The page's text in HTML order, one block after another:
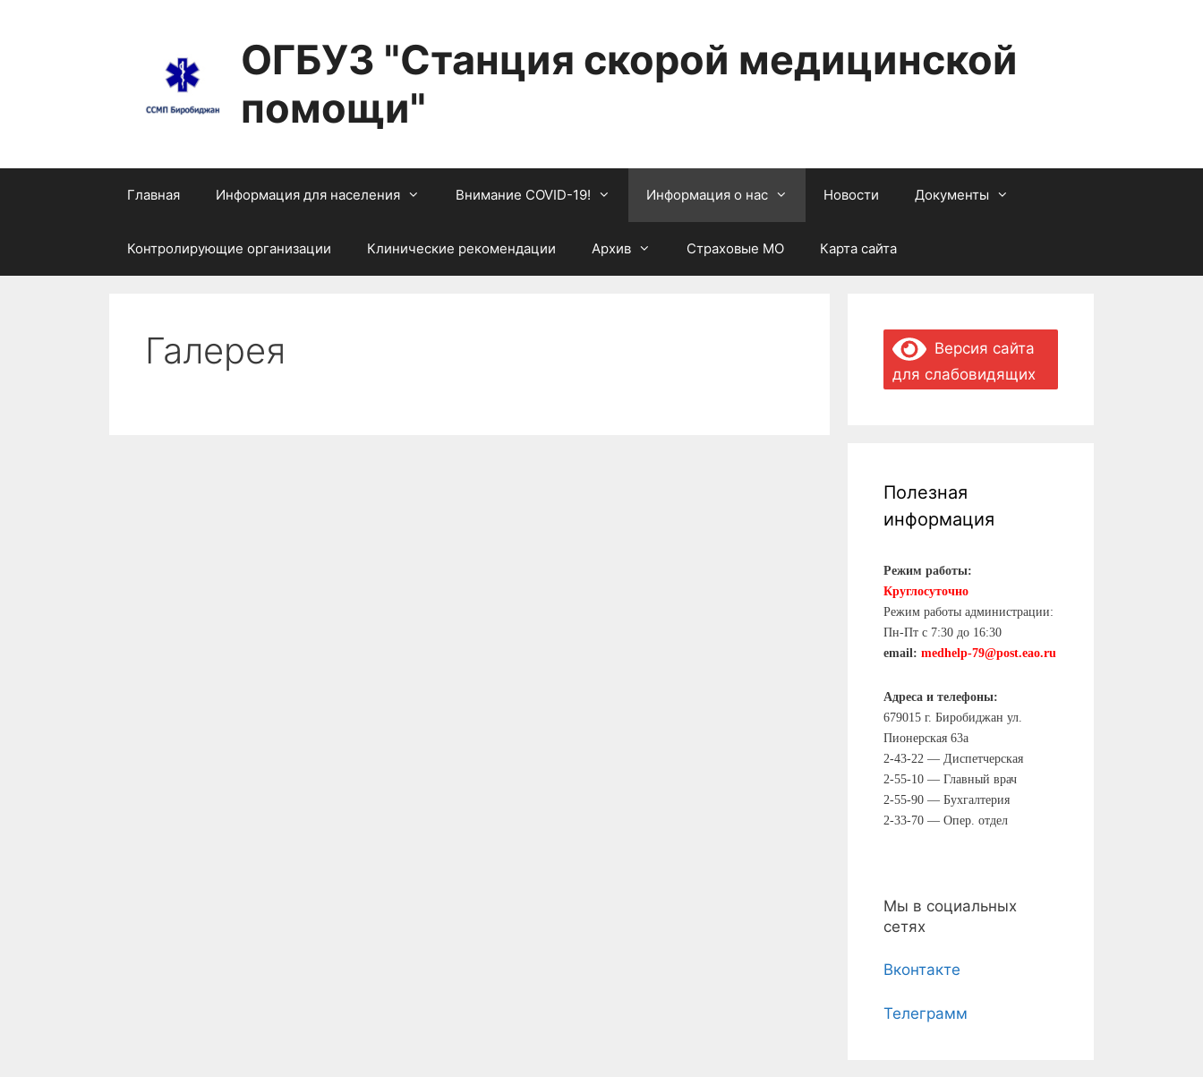
ОГБУЗ "Станция скорой медицинской
помощи"
Главная Информация для населения Внимание COVID-19! Информация о нас Новости Документы
Контролирующие организации Клинические рекомендации Архив Страховые МО Карта сайта
Галерея
Версия сайта
для слабовидящих
Полезная
информация
Режим работы:
Круглосуточно
Режим работы администрации:
Пн-Пт с 7:30 до 16:30
email: medhelp-79@post.eao.ru
Адреса и телефоны:
679015 г. Биробиджан ул.
Пионерская 63а
2-43-22 — Диспетчерская
2-55-10 — Главный врач
2-55-90 — Бухгалтерия
2-33-70 — Опер. отдел
Мы в социальных
сетях
Вконтакте
Телеграмм